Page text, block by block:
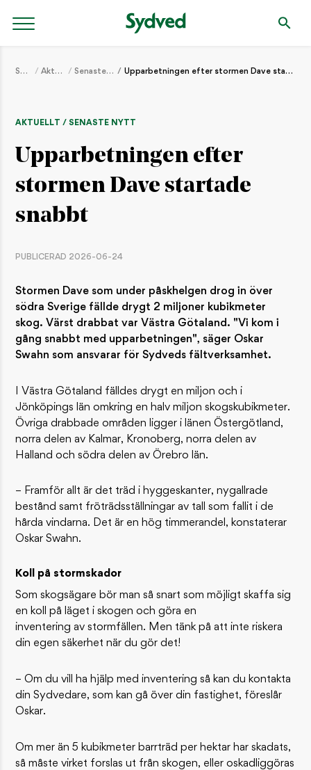
Start Aktuellt Senaste nytt Upparbetningen efter stormen Dave startade snabbt
AKTUELLT / SENASTE NYTT
Upparbetningen efter
stormen Dave startade
snabbt
PUBLICERAD 2026-06-24
Stormen Dave som under påskhelgen drog in över
södra Sverige fällde drygt 2 miljoner kubikmeter
skog. Värst drabbat var Västra Götaland. "Vi kom i
gång snabbt med upparbetningen", säger Oskar
Swahn som ansvarar för Sydveds fältverksamhet.
I Västra Götaland fälldes drygt en miljon och i
Jönköpings län omkring en halv miljon skogskubikmeter.
Övriga drabbade områden ligger i länen Östergötland,
norra delen av Kalmar, Kronoberg, norra delen av
Halland och södra delen av Örebro län.
– Framför allt är det träd i hyggeskanter, nygallrade
bestånd samt fröträdsställningar av tall som fallit i de
hårda vindarna. Det är en hög timmerandel, konstaterar
Oskar Swahn.
Koll på stormskador
Som skogsägare bör man så snart som möjligt skaffa sig
en koll på läget i skogen och göra en
inventering av stormfällen. Men tänk på att inte riskera
din egen säkerhet när du gör det!
– Om du vill ha hjälp med inventering så kan du kontakta
din Sydvedare, som kan gå över din fastighet, föreslår
Oskar.
Om mer än 5 kubikmeter barrträd per hektar har skadats,
så måste virket forslas ut från skogen, eller oskadliggöras